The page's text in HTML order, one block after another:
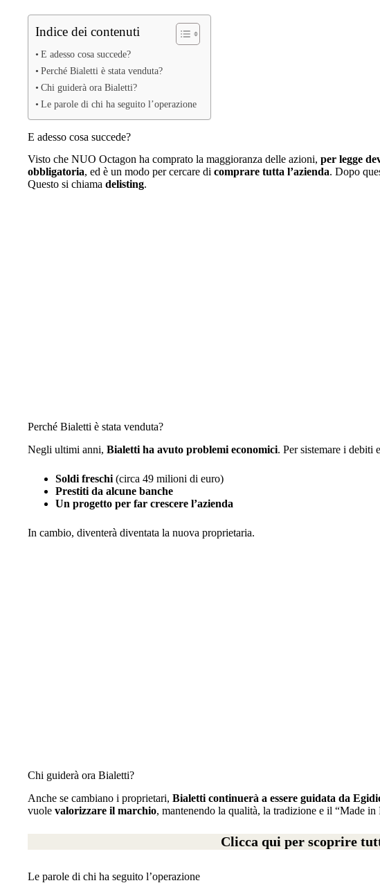
Indice dei contenuti
E adesso cosa succede?
Perché Bialetti è stata venduta?
Chi guiderà ora Bialetti?
Le parole di chi ha seguito l’operazione
E adesso cosa succede?
Visto che NUO Octagon ha comprato la maggioranza delle azioni, per legge
obbligatoria, ed è un modo per cercare di comprare tutta l’azienda. Dopo
Questo si chiama delisting.
Perché Bialetti è stata venduta?
Negli ultimi anni, Bialetti ha avuto problemi economici. Per sistemare i debiti
Soldi freschi (circa 49 milioni di euro)
Prestiti da alcune banche
Un progetto per far crescere l’azienda
In cambio, diventerà diventata la nuova proprietaria.
Chi guiderà ora Bialetti?
Anche se cambiano i proprietari, Bialetti continuerà a essere guidata da
vuole valorizzare il marchio, mantenendo la qualità, la tradizione e il “Made in
Clicca qui per scoprire
Le parole di chi ha seguito l’operazione